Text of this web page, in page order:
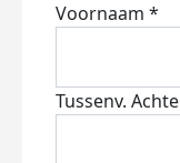
Voornaam *
Tussenv.